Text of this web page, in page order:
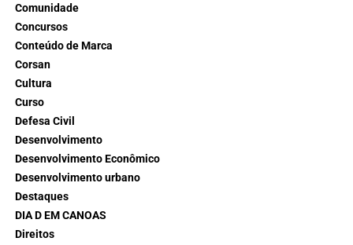
Comunidade
Concursos
Conteúdo de Marca
Corsan
Cultura
Curso
Defesa Civil
Desenvolvimento
Desenvolvimento Econômico
Desenvolvimento urbano
Destaques
DIA D EM CANOAS
Direitos